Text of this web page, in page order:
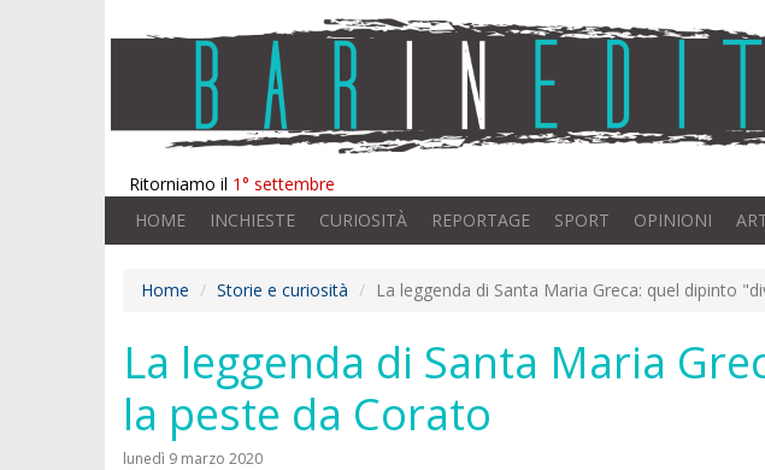
Ritorniamo il 1° settembre
HOME INCHIESTE CURIOSITÀ REPORTAGE SPORT OPINIONI
Home Storie e curiosità La leggenda di Santa Maria Greca: quel dipinto
La leggenda di Santa Maria
la peste da Corato
lunedì 9 marzo 2020